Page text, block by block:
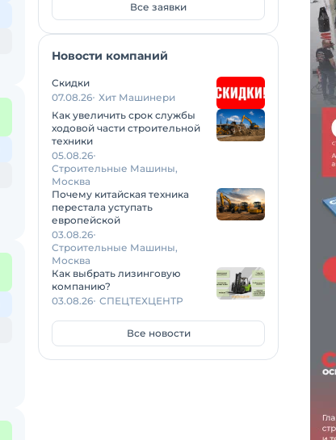
Все заявки
Новости компаний
Скидки
07.08.26 Хит Машинери
Как увеличить срок службы
ходовой части строительной
техники
05.08.26
Строительные Машины,
Москва
Почему китайская техника
перестала уступать
европейской
03.08.26
Строительные Машины,
Москва
Как выбрать лизинговую
компанию?
03.08.26 СПЕЦТЕХЦЕНТР
Все новости